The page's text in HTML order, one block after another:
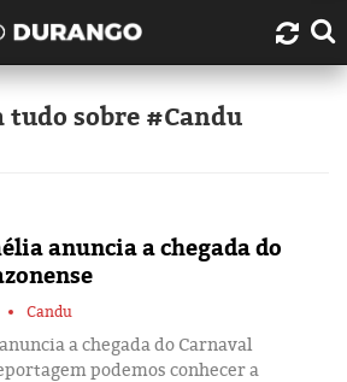
é Durango Duarte?
Artigos
Amazonas
tudo sobre #Candu
anuncia a chegada do
Candu
a chegada do Carnaval
podemos conhecer a